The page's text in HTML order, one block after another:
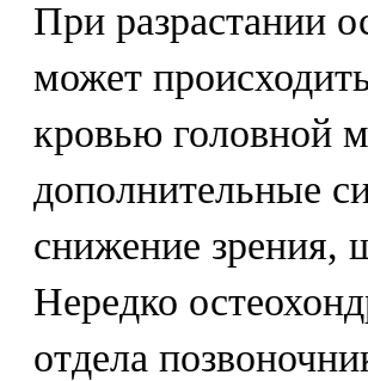
При разрастании
может
кровью головной
дополнительные
снижение зрения,
Нередко
отдела